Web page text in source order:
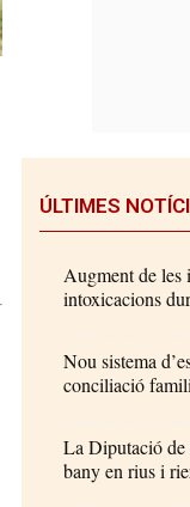
ÚLTIMES
Augment de les
intoxicacions
Nou sistema
conciliació
La Diputació de
bany en rius i